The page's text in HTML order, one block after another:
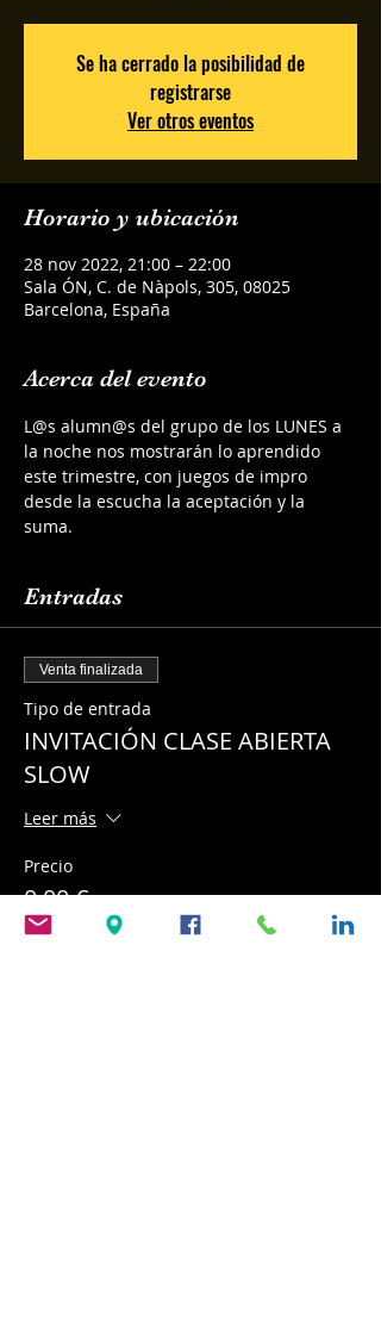
Se ha cerrado la posibilidad de
registrarse
Ver otros eventos
Horario y ubicación
28 nov 2022, 21:00 – 22:00
Sala ÓN, C. de Nàpols, 305, 08025
Barcelona, España
Acerca del evento
L@s alumn@s del grupo de los LUNES a
la noche nos mostrarán lo aprendido
este trimestre, con juegos de impro
desde la escucha la aceptación y la
suma.
Entradas
Venta finalizada
Tipo de entrada
INVITACIÓN CLASE ABIERTA
SLOW
Leer más
Precio
0,00 €